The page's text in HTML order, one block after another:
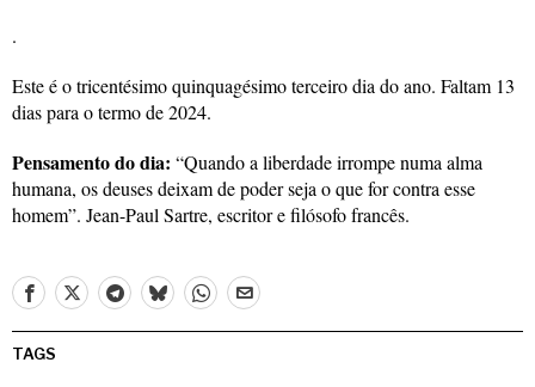
.
Este é o tricentésimo quinquagésimo terceiro dia do ano. Faltam 13
dias para o termo de 2024.
Pensamento do dia: “Quando a liberdade irrompe numa alma
humana, os deuses deixam de poder seja o que for contra esse
homem”. Jean-Paul Sartre, escritor e filósofo francês.
TAGS